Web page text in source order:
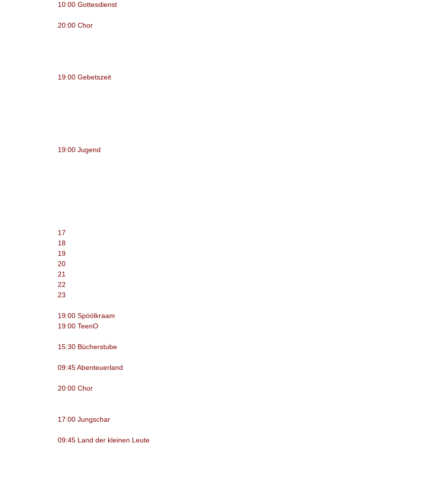
10:00 Gottesdienst
20:00 Chor
19:00 Gebetszeit
19:00 Jugend
17
18
19
20
21
22
23
19:00 Spöölkraam
19:00 TeenO
15:30 Bücherstube
09:45 Abenteuerland
20:00 Chor
17:00 Jungschar
09:45 Land der kleinen Leute